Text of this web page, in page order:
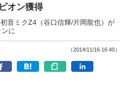
オン獲得
音ミクZ4（谷口信輝/片岡龍也）が
に
（2014/11/16 16:40）